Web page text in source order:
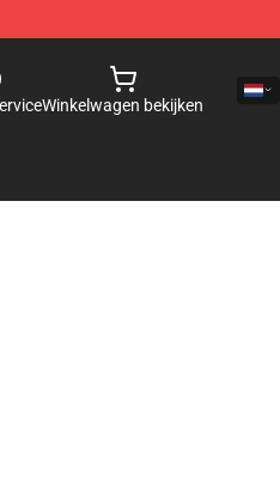
Winkelwagen bekijken